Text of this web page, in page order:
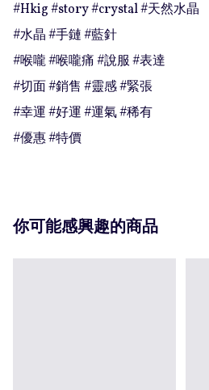
#Hkig #story #crystal #天然水晶
#水晶 #手鏈 #藍針
#喉嚨 #喉嚨痛 #說服 #表達
#切面 #銷售 #靈感 #緊張
#幸運 #好運 #運氣 #稀有
#優惠 #特價
你可能感興趣的商品